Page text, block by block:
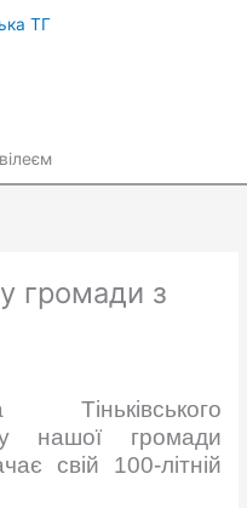
громади з
нашої громади
свій 100-літній